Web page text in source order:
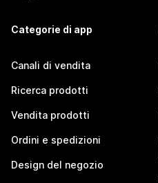
Categorie di app
Canali di vendita
Ricerca prodotti
Vendita prodotti
Ordini e spedizioni
Design del negozio